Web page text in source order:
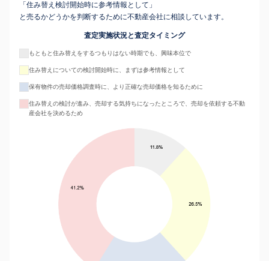
「住み替え検討開始時に参考情報として」
と売るかどうかを判断するために不動産会社に相談しています。
査定実施状況と査定タイミング
もともと住み替えをするつもりはない時期でも、興味本位で
住み替えについての検討開始時に、まずは参考情報として
保有物件の売却価格調査時に、より正確な売却価格を知るために
住み替えの検討が進み、売却する気持ちになったところで、売却を依頼する不動
産会社を決めるため